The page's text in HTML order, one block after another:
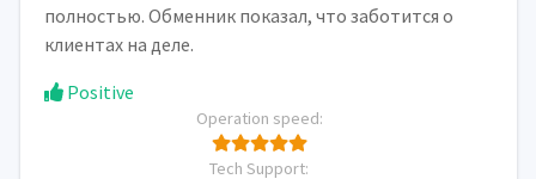
полностью. Обменник показал, что заботится о
клиентах на деле.
Positive
Operation speed:
Tech Support: